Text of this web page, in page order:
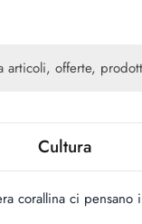
Cultura
corallina ci pensano